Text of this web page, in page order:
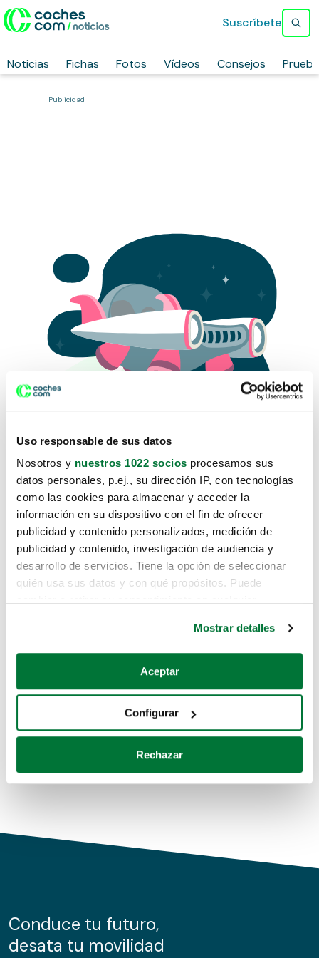
Uso responsable de sus datos
Nosotros y nuestros 1022 socios procesamos sus
datos personales, p.ej., su dirección IP, con tecnologías
como las cookies para almacenar y acceder la
información en su dispositivo con el fin de ofrecer
publicidad y contenido personalizados, medición de
publicidad y contenido, investigación de audiencia y
desarrollo de servicios. Tiene la opción de seleccionar
quién usa sus datos y con qué propósitos. Puede
Si lo permite, también quisiéramos:
Recopilar información sobre su ubicación geográfica
Identificar su dispositivo analizándolo activamente
para buscar características específicas (huellas
Obtenga más información sobre cómo se procesan sus
de cookies.
información sobre el uso que haga del sitio web con
nuestros partners de redes sociales, publicidad y análisis
Mostrar detalles
Aceptar
Configurar
Rechazar
Noticias Fichas Fotos Vídeos Consejos
Suscríbete
Publicidad
Lo sentimos, no sabemos como
te hemos traido hasta aquí.
Pero puedes encontrar el coche que estás
buscando en alguno de estos enlaces:
Coches de segunda mano
Coches de km0
Conduce tu futuro,
desata tu movilidad